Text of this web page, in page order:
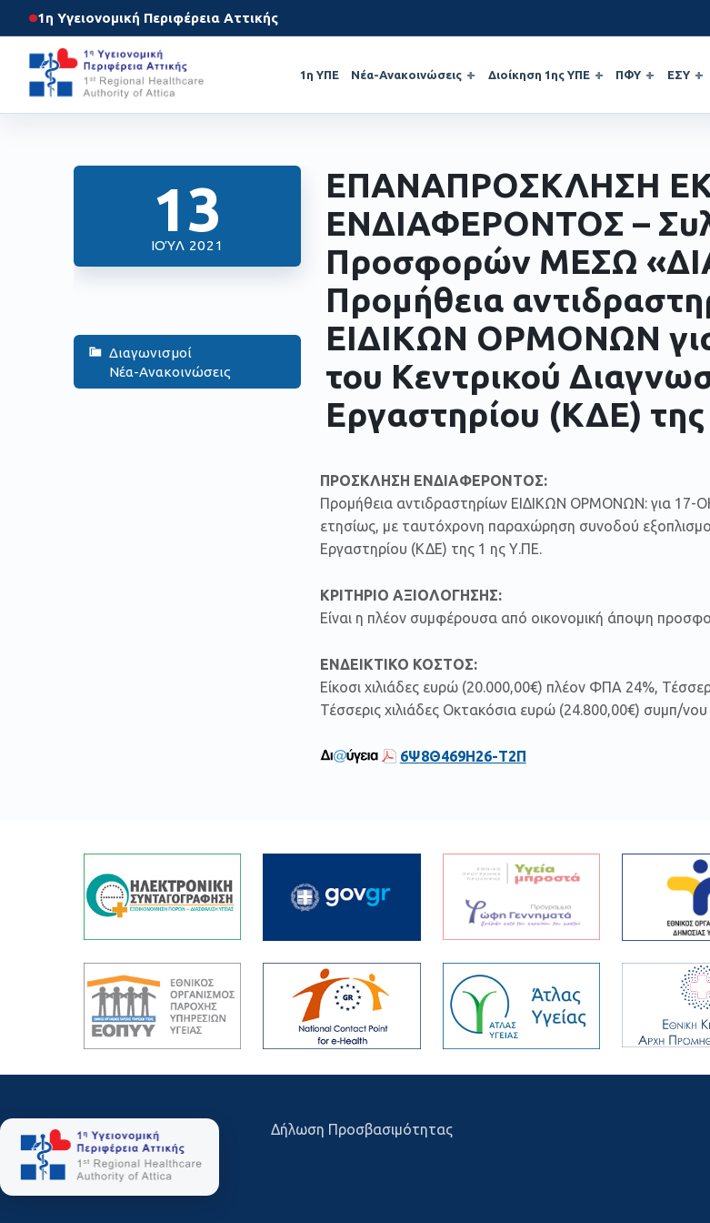
1η Υγειονομική Περιφέρεια Αττικής
1η ΥΠΕ Νέα-Ανακοινώσεις Διοίκηση 1ης ΥΠΕ ΠΦΥ ΕΣΥ
13
ΙΟΎΛ 2021
Διαγωνισμοί
Νέα-Ανακοινώσεις
ΕΠΑΝΑΠΡΟΣΚΛΗΣΗ
ΕΝΔΙΑΦΕΡΟΝΤΟΣ –
Προσφορών ΜΕΣΩ
Προμήθεια
ΕΙΔΙΚΩΝ ΟΡΜΟΝΩΝ για
του Κεντρικού
Εργαστηρίου (ΚΔΕ)
ΠΡΟΣΚΛΗΣΗ ΕΝΔΙΑΦΕΡΟΝΤΟΣ:
Προμήθεια αντιδραστηρίων ΕΙΔΙΚΩΝ ΟΡΜΟΝΩΝ: για 17-
ετησίως, με ταυτόχρονη παραχώρηση συνοδού
Εργαστηρίου (ΚΔΕ) της 1 ης Υ.ΠΕ.
ΚΡΙΤΗΡΙΟ ΑΞΙΟΛΟΓΗΣΗΣ:
Είναι η πλέον συμφέρουσα από οικονομική άποψη
ΕΝΔΕΙΚΤΙΚΟ ΚΟΣΤΟΣ:
Είκοσι χιλιάδες ευρώ (20.000,00€) πλέον ΦΠΑ 24%,
Τέσσερις χιλιάδες Οκτακόσια ευρώ (24.800,00€) συμπ/
6Ψ8Θ469Η26-Τ2Π
Δήλωση Προσβασιμότητας